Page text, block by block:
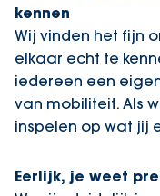
kennen
Wij vinden het fijn
elkaar echt te
iedereen een
van mobiliteit. Als
inspelen op wat jij
Eerlijk, je weet